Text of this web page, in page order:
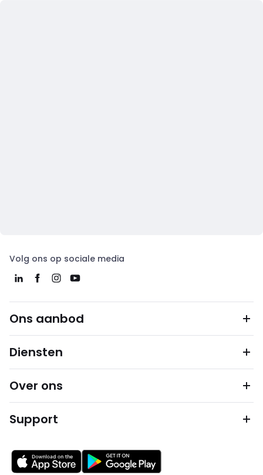
Volg ons op sociale media
Ons aanbod
Diensten
Over ons
Support